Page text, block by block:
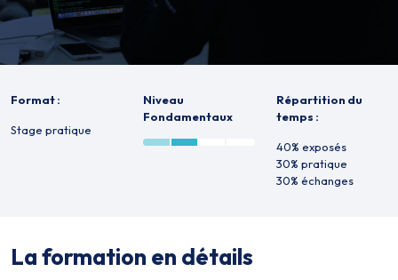
Format :
Stage pratique
Niveau
Fondamentaux
Répartition du
temps :
40% exposés
30% pratique
30% échanges
La formation en détails